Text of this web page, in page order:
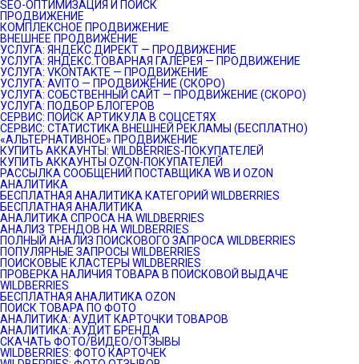
SEO-ОПТИМИЗАЦИЯ И ПОИСК
ПРОДВИЖЕНИЕ
КОМПЛЕКСНОЕ ПРОДВИЖЕНИЕ
ВНЕШНЕЕ ПРОДВИЖЕНИЕ
УСЛУГА: ЯНДЕКС.ДИРЕКТ — ПРОДВИЖЕНИЕ
УСЛУГА: ЯНДЕКС.ТОВАРНАЯ ГАЛЕРЕЯ — ПРОДВИЖЕНИЕ
УСЛУГА: VKONTAKTE — ПРОДВИЖЕНИЕ
УСЛУГА: AVITO — ПРОДВИЖЕНИЕ (СКОРО)
УСЛУГА: СОБСТВЕННЫЙ САЙТ — ПРОДВИЖЕНИЕ (СКОРО)
УСЛУГА: ПОДБОР БЛОГЕРОВ
СЕРВИС: ПОИСК АРТИКУЛА В СОЦСЕТЯХ
СЕРВИС: СТАТИСТИКА ВНЕШНЕЙ РЕКЛАМЫ (БЕСПЛАТНО)
«АЛЬТЕРНАТИВНОЕ» ПРОДВИЖЕНИЕ
КУПИТЬ АККАУНТЫ: WILDBERRIES-ПОКУПАТЕЛЕЙ
КУПИТЬ АККАУНТЫ OZON-ПОКУПАТЕЛЕЙ
РАССЫЛКА СООБЩЕНИЙ ПОСТАВЩИКА WB И OZON
АНАЛИТИКА
БЕСПЛАТНАЯ АНАЛИТИКА КАТЕГОРИЙ WILDBERRIES
БЕСПЛАТНАЯ АНАЛИТИКА
АНАЛИТИКА СПРОСА НА WILDBERRIES
АНАЛИЗ ТРЕНДОВ НА WILDBERRIES
ПОЛНЫЙ АНАЛИЗ ПОИСКОВОГО ЗАПРОСА WILDBERRIES
ПОПУЛЯРНЫЕ ЗАПРОСЫ WILDBERRIES
ПОИСКОВЫЕ КЛАСТЕРЫ WILDBERRIES
ПРОВЕРКА НАЛИЧИЯ ТОВАРА В ПОИСКОВОЙ ВЫДАЧЕ
WILDBERRIES
БЕСПЛАТНАЯ АНАЛИТИКА OZON
ПОИСК ТОВАРА ПО ФОТО
АНАЛИТИКА: АУДИТ КАРТОЧКИ ТОВАРОВ
АНАЛИТИКА: АУДИТ БРЕНДА
СКАЧАТЬ ФОТО/ВИДЕО/ОТЗЫВЫ
WILDBERRIES: ФОТО КАРТОЧЕК